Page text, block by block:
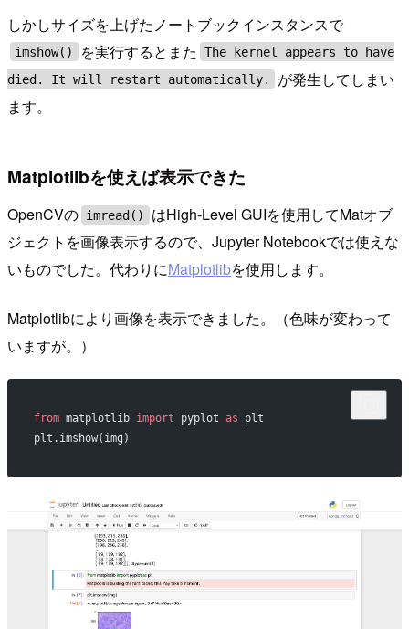
しかしサイズを上げたノートブックインスタンスで
imshow() を実行するとまた
The kernel appears to have
died. It will restart automatically.
が発生してしまい
ます。
Matplotlibを使えば表示できた
OpenCVの imread()
はHigh-Level GUIを使用してMatオブ
ジェクトを画像表示するので、Jupyter Notebookでは使えな
いものでした。代わりにMatplotlibを使用します。
Matplotlibにより画像を表示できました。（色味が変わって
いますが。）
from matplotlib import pyplot as plt
plt.imshow(img)